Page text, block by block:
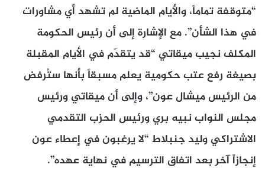
“متوقفة تماماً، والأيام الماضية لم تشهد أي مشاورات
في هذا الشأن”. مع الإشارة إلى أن رئيس الحكومة
المكلف نجيب ميقاتي “قد يتقدّم في الأيام المقبلة
بصيغة رفع عتب حكومية يعلم مسبقاً بأنها ستُرفض
من الرئيس ميشال عون”، وإلى أن ميقاتي ورئيس
مجلس النواب نبيه بري ورئيس الحزب التقدمي
الاشتراكي وليد جنبلاط “لا يرغبون في إعطاء عون
إنجازاً آخر بعد اتفاق الترسيم في نهاية عهده”.